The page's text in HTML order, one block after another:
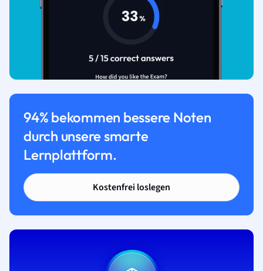
94% bekommen bessere Noten
durch unsere smarte
Lernplattform.
Kostenfrei loslegen